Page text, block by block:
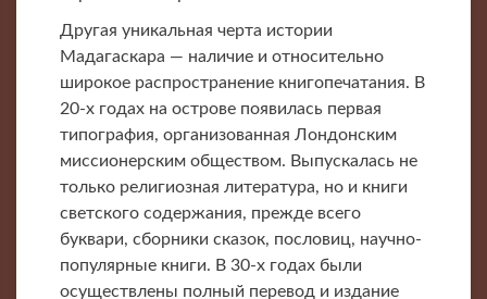
Другая уникальная черта истории
Мадагаскара — наличие и относительно
широкое распространение книгопечатания. В
20-х годах на острове появилась первая
типография, организованная Лондонским
миссионерским обществом. Выпускалась не
только религиозная литература, но и книги
светского содержания, прежде всего
буквари, сборники сказок, пословиц, научно-
популярные книги. В 30-х годах были
осуществлены полный перевод и издание